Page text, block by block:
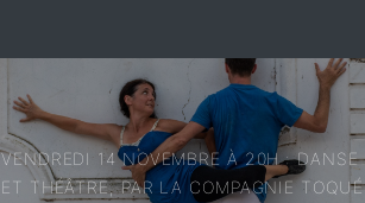
VENDREDI 14 NOVEMBRE À 20H : DANSE
ET THÉÂTRE, PAR LA COMPAGNIE TOQUÉ